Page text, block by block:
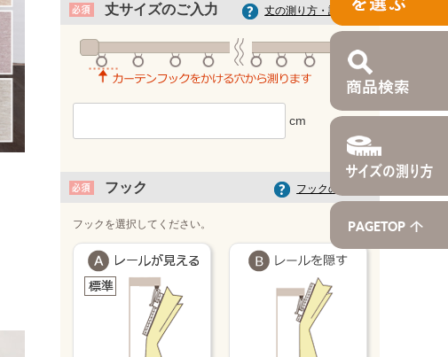
丈サイズのご入力 丈の測り方・計算方法
フック フックの選び方
フックを選択してください。